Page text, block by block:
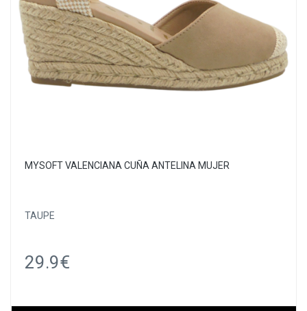
MYSOFT VALENCIANA CUÑA ANTELINA MUJER
TAUPE
29.9€